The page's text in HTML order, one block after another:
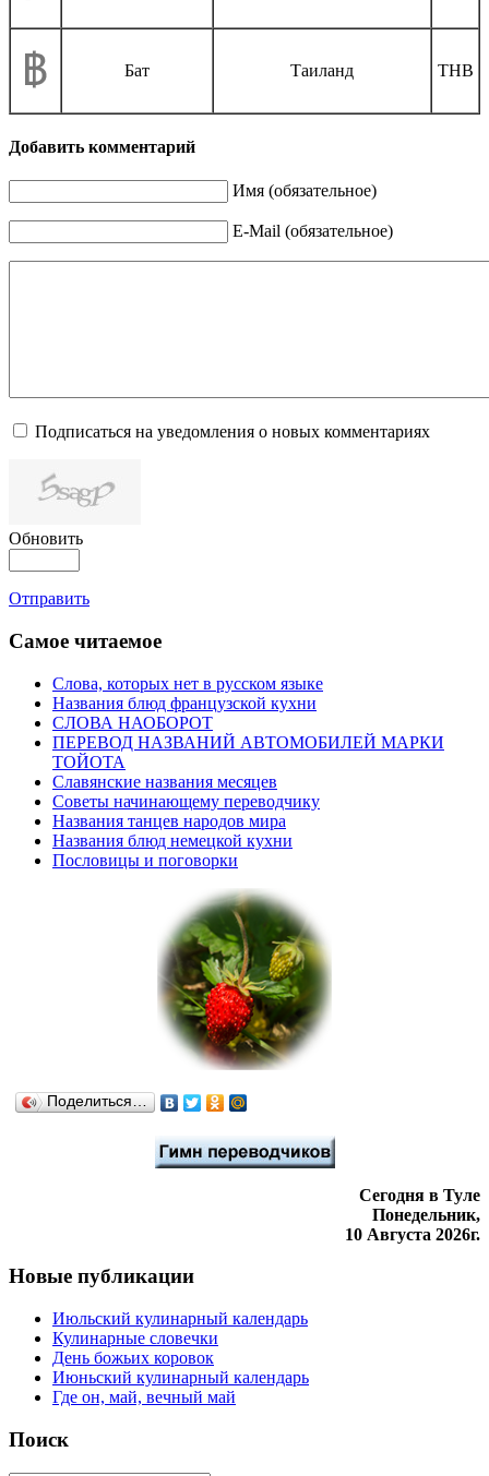
Бат Таиланд THB
Добавить комментарий
Имя (обязательное)
E-Mail (обязательное)
Подписаться на уведомления о новых комментариях
Обновить
Отправить
Самое читаемое
Слова, которых нет в русском языке
Названия блюд французской кухни
СЛОВА НАОБОРОТ
ПЕРЕВОД НАЗВАНИЙ АВТОМОБИЛЕЙ МАРКИ
ТОЙОТА
Славянские названия месяцев
Советы начинающему переводчику
Названия танцев народов мира
Названия блюд немецкой кухни
Пословицы и поговорки
Поделиться…
Сегодня в Туле
Понедельник,
10 Августа 2026г.
Новые публикации
Июльский кулинарный календарь
Кулинарные словечки
День божьих коровок
Июньский кулинарный календарь
Где он, май, вечный май
Поиск